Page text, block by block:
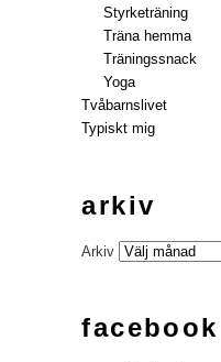
Styrketräning
Träna hemma
Träningssnack
Yoga
Tvåbarnslivet
Typiskt mig
arkiv
Arkiv
facebook